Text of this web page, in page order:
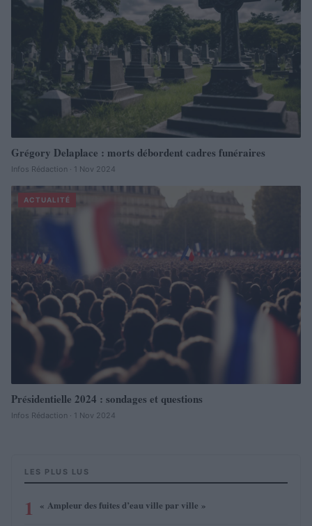
Grégory Delaplace : morts débordent cadres funéraires
Infos Rédaction · 1 Nov 2024
ACTUALITÉ
Présidentielle 2024 : sondages et questions
Infos Rédaction · 1 Nov 2024
LES PLUS LUS
1 « Ampleur des fuites d’eau ville par ville »